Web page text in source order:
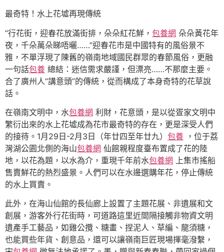
最奇特！水上花墟再現傳統
“行花街，迎春花放滿街排，朵朵紅花鮮， 包養網 朵朵黃花年
夜，千朵萬朵睇唔曬……”迎春花市是中國特有的風俗景不
雅，不單浮現了陳舊的嶺南地域國民群眾的春節風俗，更融
一句話包養 總結：迷信需求嚴謹，但漂亮……不那麼主要。
合了廣州人“講意頭”的傳統，從而構成了本身奇特的花草說
話。
在嶺南文明中，水包養網 利財，花意頭，是以從疍家文明中
繁衍出來的水上花墟成為花市最奇特的存在，更是深受人們
的接待。1月29日-2月3日（年廿四至年廿九） 包養 ，位于荔
灣湖公園北側的海山包養網 仙館親程度臺布置成了花的陸
地，以花為題，以水為介，重現千年前水包養網 上集市搖船
售賣鮮花的熱烈盛景。人們可以在水邊選購年花，停止傳統
的水上買賣。
此外，在海山仙館的長仙廊上設置了主題花展、非遺展和文
創展，游客外行花街時，可道路這里近間隔接觸非物資文明
遺產手工藝品，如雞公攬、糖畫、捏泥人、草編、龍須糖，
也能買些年貨、創意品，還可以讓嶺南巨匠現場揮毫潑繫，